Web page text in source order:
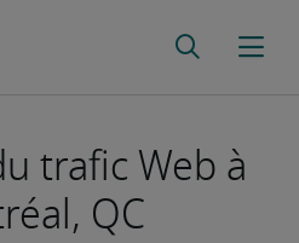
trafic Web à
QC